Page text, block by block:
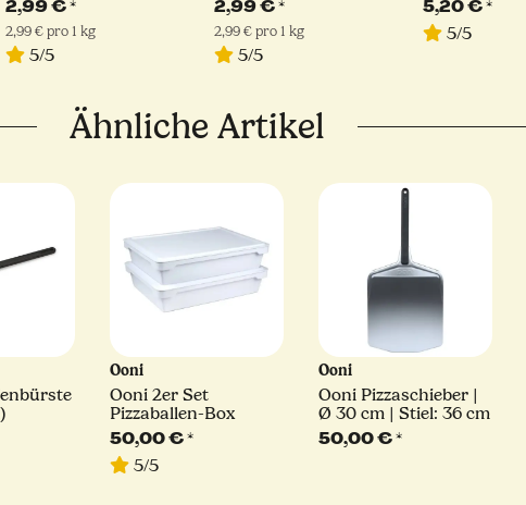
2,99 €*
2,99 € pro 1 kg
5/5
2,99 €*
2,99 € pro 1 kg
5/5
5,20 €*
5/5
Ähnliche Artikel
Ooni
Ooni 2er Set
Pizzaballen-Box
50,00 €*
5/5
Ooni
Ooni Pizzaschieber |
Ø 30 cm | Stiel: 36 cm
50,00 €*